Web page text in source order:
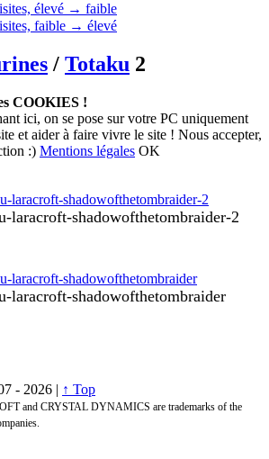
élevé → faible
faible → élevé
/ Totaku 2
COOKIES !
ici, on se pose sur votre PC uniquement
et aider à faire vivre le site ! Nous accepter,
:) Mentions légales OK
laracroft-shadowofthetombraider-2
laracroft-shadowofthetombraider
- 2026 | ↑ Top
and CRYSTAL DYNAMICS are trademarks of the